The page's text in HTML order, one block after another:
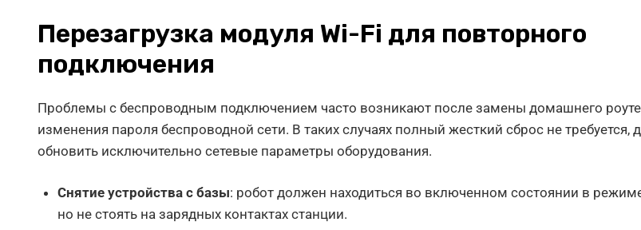
Перезагрузка модуля Wi-Fi для повторного
подключения
Проблемы с беспроводным подключением часто возникают после замены домашнего
изменения пароля беспроводной сети. В таких случаях полный жесткий сброс не требуется,
обновить исключительно сетевые параметры оборудования.
Снятие устройства с базы: робот должен находиться во включенном состоянии в
но не стоять на зарядных контактах станции.